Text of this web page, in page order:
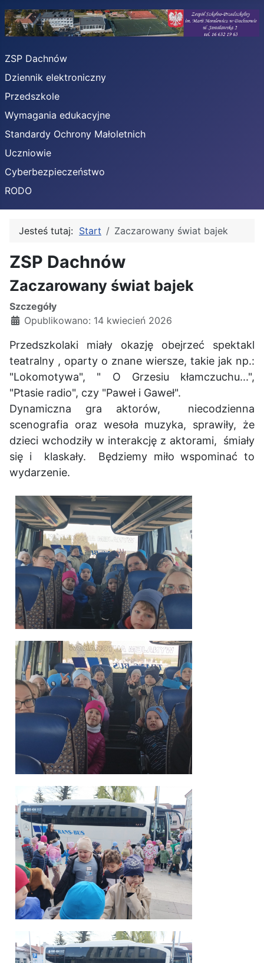
ZSP Dachnów
Dziennik elektroniczny
Przedszkole
Wymagania edukacyjne
Standardy Ochrony Małoletnich
Uczniowie
Cyberbezpieczeństwo
RODO
Jesteś tutaj: Start Zaczarowany świat bajek
ZSP Dachnów
Zaczarowany świat bajek
Szczegóły
Opublikowano: 14 kwiecień 2026
Przedszkolaki miały okazję obejrzeć spektakl
teatralny , oparty o znane wiersze, takie jak np.:
"Lokomotywa", " O Grzesiu kłamczuchu...",
"Ptasie radio", czy "Paweł i Gaweł".
Dynamiczna gra aktorów, niecodzienna
scenografia oraz wesoła muzyka, sprawiły, że
dzieci wchodziły w interakcję z aktorami, śmiały
się i klaskały. Będziemy miło wspominać to
wydarzenie.